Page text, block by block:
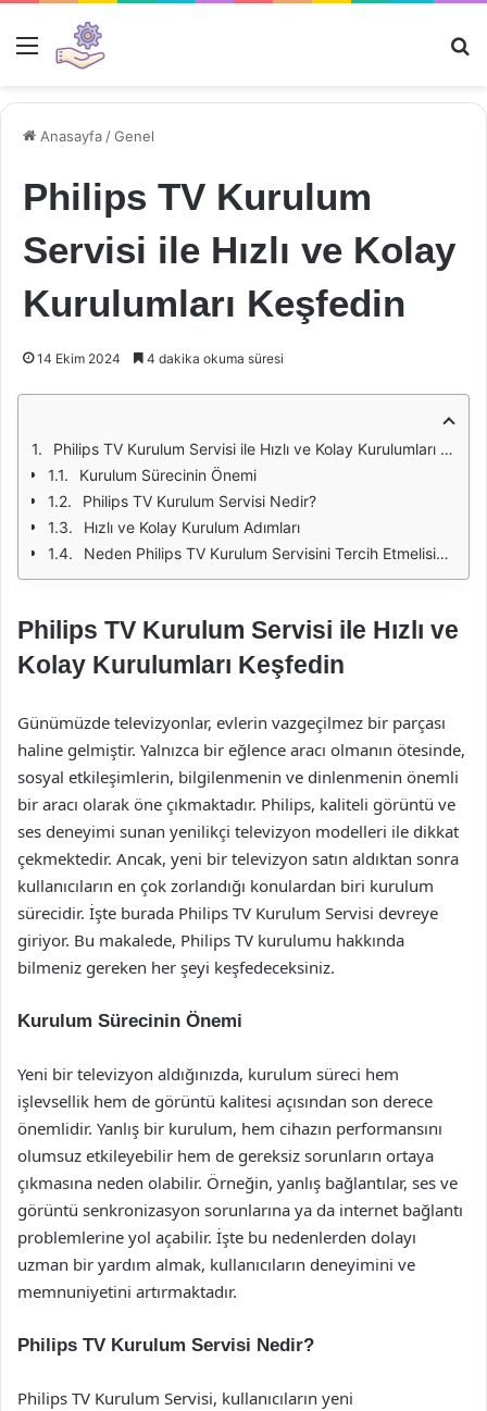
Menü
Anasayfa /Genel
Philips TV Kurulum
Servisi ile Hızlı ve Kolay
Kurulumları Keşfedin
14 Ekim 2024 4 dakika okuma süresi
Philips TV Kurulum Servisi ile Hızlı ve Kolay Kurulumları Keşfedin
Kurulum Sürecinin Önemi
Philips TV Kurulum Servisi Nedir?
Hızlı ve Kolay Kurulum Adımları
Neden Philips TV Kurulum Servisini Tercih Etmelisiniz?
Philips TV Kurulum Servisi ile Hızlı ve
Kolay Kurulumları Keşfedin
Günümüzde televizyonlar, evlerin vazgeçilmez bir parçası
haline gelmiştir. Yalnızca bir eğlence aracı olmanın ötesinde,
sosyal etkileşimlerin, bilgilenmenin ve dinlenmenin önemli
bir aracı olarak öne çıkmaktadır. Philips, kaliteli görüntü ve
ses deneyimi sunan yenilikçi televizyon modelleri ile dikkat
çekmektedir. Ancak, yeni bir televizyon satın aldıktan sonra
kullanıcıların en çok zorlandığı konulardan biri kurulum
sürecidir. İşte burada Philips TV Kurulum Servisi devreye
giriyor. Bu makalede, Philips TV kurulumu hakkında
bilmeniz gereken her şeyi keşfedeceksiniz.
Kurulum Sürecinin Önemi
Yeni bir televizyon aldığınızda, kurulum süreci hem
işlevsellik hem de görüntü kalitesi açısından son derece
önemlidir. Yanlış bir kurulum, hem cihazın performansını
olumsuz etkileyebilir hem de gereksiz sorunların ortaya
çıkmasına neden olabilir. Örneğin, yanlış bağlantılar, ses ve
görüntü senkronizasyon sorunlarına ya da internet bağlantı
problemlerine yol açabilir. İşte bu nedenlerden dolayı
uzman bir yardım almak, kullanıcıların deneyimini ve
memnuniyetini artırmaktadır.
Philips TV Kurulum Servisi Nedir?
Philips TV Kurulum Servisi, kullanıcıların yeni